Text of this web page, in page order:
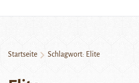
Startseite Schlagwort: Elite